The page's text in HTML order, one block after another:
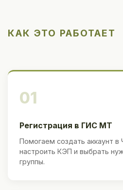
КАК ЭТО РАБОТАЕТ
01
Регистрация в ГИС МТ
Помогаем создать аккаунт в
настроить КЭП и выбрать
группы.